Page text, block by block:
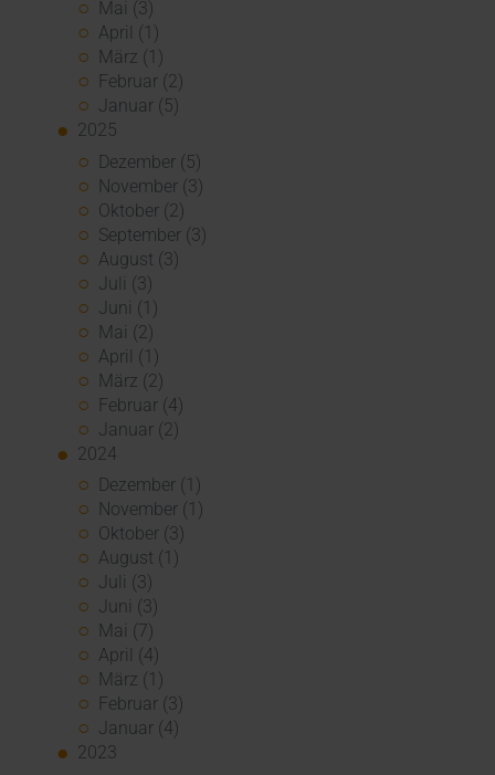
Mai (3)
April (1)
März (1)
Februar (2)
Januar (5)
2025
Dezember (5)
November (3)
Oktober (2)
September (3)
August (3)
Juli (3)
Juni (1)
Mai (2)
April (1)
März (2)
Februar (4)
Januar (2)
2024
Dezember (1)
November (1)
Oktober (3)
August (1)
Juli (3)
Juni (3)
Mai (7)
April (4)
März (1)
Februar (3)
Januar (4)
2023